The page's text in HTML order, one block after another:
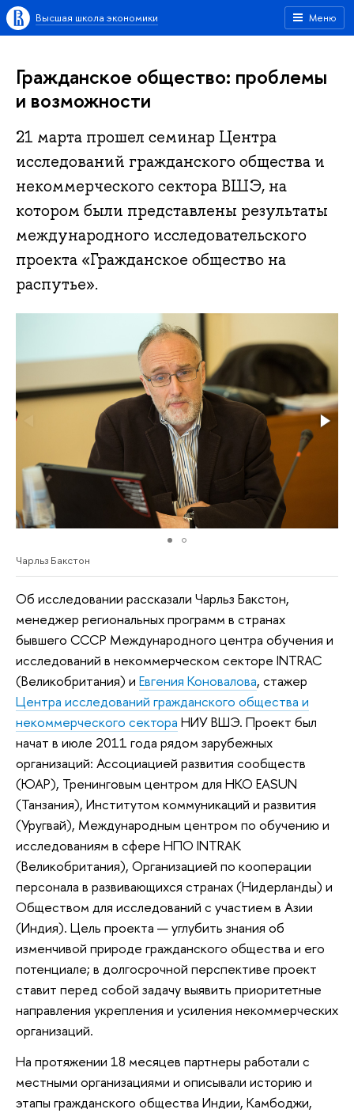
Меню
Высшая школа экономики
Гражданское общество: проблемы
и возможности
21 марта прошел семинар Центра
исследований гражданского общества и
некоммерческого сектора ВШЭ, на
котором были представлены результаты
международного исследовательского
проекта «Гражданское общество на
распутье».
Чарльз Бакстон
Об исследовании рассказали Чарльз Бакстон,
менеджер региональных программ в странах
бывшего СССР Международного центра обучения и
исследований в некоммерческом секторе INTRAC
(Великобритания) и Евгения Коновалова, стажер
Центра исследований гражданского общества и
некоммерческого сектора НИУ ВШЭ. Проект был
начат в июле 2011 года рядом зарубежных
организаций: Ассоциацией развития сообществ
(ЮАР), Тренинговым центром для НКО EASUN
(Танзания), Институтом коммуникаций и развития
(Уругвай), Международным центром по обучению и
исследованиям в сфере НПО INTRAK
(Великобритания), Организацией по кооперации
персонала в развивающихся странах (Нидерланды) и
Обществом для исследований с участием в Азии
(Индия). Цель проекта — углубить знания об
изменчивой природе гражданского общества и его
потенциале; в долгосрочной перспективе проект
ставит перед собой задачу выявить приоритетные
направления укрепления и усиления некоммерческих
организаций.
На протяжении 18 месяцев партнеры работали с
местными организациями и описывали историю и
этапы гражданского общества Индии, Камбоджи,